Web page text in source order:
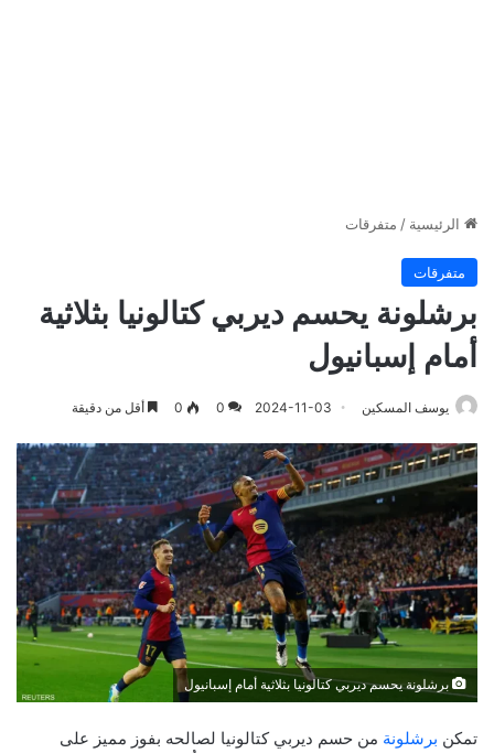
الرئيسية / متفرقات
متفرقات
برشلونة يحسم ديربي كتالونيا بثلاثية
أمام إسبانيول
يوسف المسكين 2024-11-03
0
0 أقل من دقيقة
برشلونة يحسم ديربي كتالونيا بثلاثية أمام إسبانيول
تمكن برشلونة من حسم ديربي كتالونيا لصالحه بفوز مميز على